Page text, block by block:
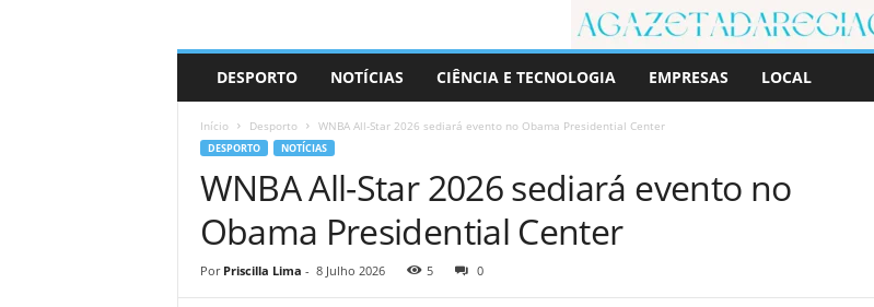
r
DESPORTO NOTÍCIAS CIÊNCIA E TECNOLOGIA EMPRESAS LOCAL
Início Desporto WNBA All-Star 2026 sediará evento no Obama Presidential Center
DESPORTO NOTÍCIAS
WNBA All-Star 2026 sediará evento no
Obama Presidential Center
Por Priscilla Lima - 8 Julho 2026 5 0